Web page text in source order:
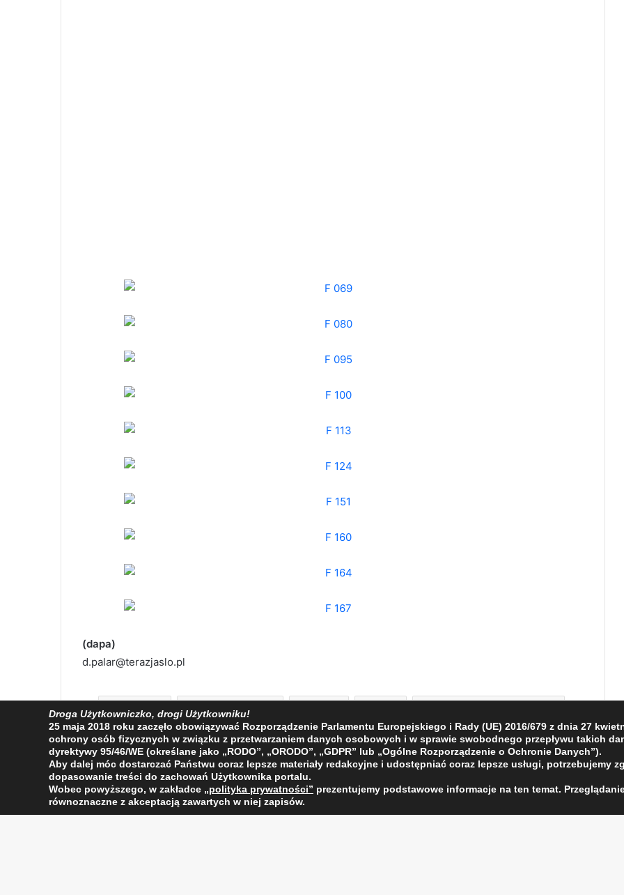
(dapa)
d.palar@terazjaslo.pl
Brzyska JRG PSP Jasło
Policja wypadki i kolizje
Droga Użytkowniczko, drogi Użytkowniku!
25 maja 2018 roku zaczęło obowiązywać Rozporządzenie Parlamentu Europejskiego i Rady (UE) 2016/679 z dnia 27
ochrony osób fizycznych w związku z przetwarzaniem danych osobowych i w sprawie swobodnego przepływu takich
dyrektywy 95/46/WE (określane jako „RODO”, „ORODO”, „GDPR” lub „Ogólne Rozporządzenie o Ochronie Danych”).
Aby dalej móc dostarczać Państwu coraz lepsze materiały redakcyjne i udostępniać coraz lepsze usługi, potrzebujemy
dopasowanie treści do zachowań Użytkownika portalu.
Wobec powyższego, w zakładce „polityka prywatności” prezentujemy podstawowe informacje na ten temat.
równoznaczne z akceptacją zawartych w niej zapisów.